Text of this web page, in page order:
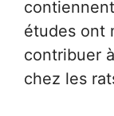
études ont
contribuer
chez les